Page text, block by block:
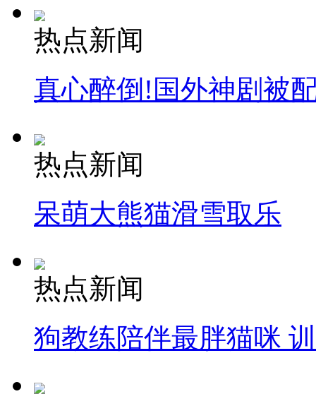
热点新闻
真心醉倒!国外神剧被
热点新闻
呆萌大熊猫滑雪取乐
热点新闻
狗教练陪伴最胖猫咪